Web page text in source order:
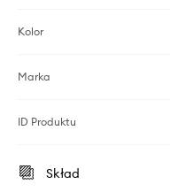
Kolor
Marka
ID Produktu
Skład